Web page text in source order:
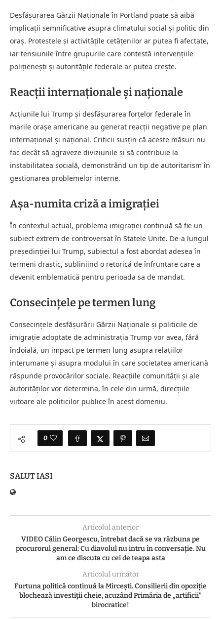
Desfășurarea Gărzii Naționale în Portland poate să aibă
implicații semnificative asupra climatului social și politic din
oraș. Protestele și activitățile cetățenilor ar putea fi afectate,
iar tensiunile între grupurile care contestă intervențiile
polițienești și autoritățile federale ar putea crește.
Reacții internaționale și naționale
Acțiunile lui Trump și desfășurarea forțelor federale în
marile orașe americane au generat reacții negative pe plan
internațional și național. Criticii susțin că aceste măsuri nu
fac decât să agraveze diviziunile și să contribuie la
instabilitatea socială, demonstrând un tip de autoritarism în
gestionarea problemelor interne.
Așa-numita criză a imigrației
În contextul actual, problema imigrației continuă să fie un
subiect extrem de controversat în Statele Unite. De-a lungul
președinției lui Trump, subiectul a fost abordat adesea în
termeni drastic, subliniind o retorică de înfruntare care a
devenit emblematică pentru perioada sa de mandat.
Consecințele pe termen lung
Consecințele desfășurării Gărzii Naționale și politicile de
imigrație adoptate de administrația Trump vor avea, fără
îndoială, un impact pe termen lung asupra relațiilor
interumane și asupra modului în care societatea americană
răspunde provocărilor sociale. Reacțiile comunității și ale
autorităților vor determina, în cele din urmă, direcțiile
viitoare ale politicilor publice în acest domeniu.
0
SALUT IASI
Articolul anterior
VIDEO Călin Georgescu, întrebat dacă se va răzbuna pe
procurorul general: Cu diavolul nu intru în conversație. Nu
am ce discuta cu cei de teapa asta
Articolul următor
Furtuna politică continuă la Mircești. Consilierii din opoziție
blochează investiții cheie, acuzând Primăria de „artificii”
birocratice!